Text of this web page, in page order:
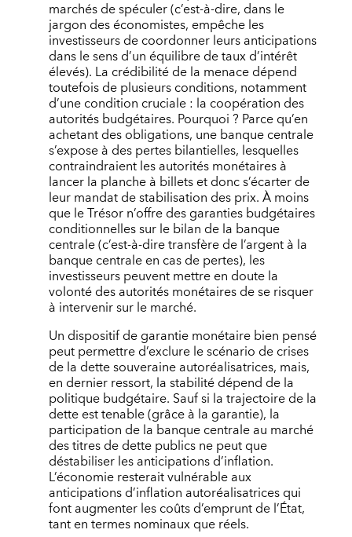
marchés de spéculer (c’est-à-dire, dans le
jargon des économistes, empêche les
investisseurs de coordonner leurs anticipations
dans le sens d’un équilibre de taux d’intérêt
élevés). La crédibilité de la menace dépend
toutefois de plusieurs conditions, notamment
d’une condition cruciale : la coopération des
autorités budgétaires. Pourquoi ? Parce qu’en
achetant des obligations, une banque centrale
s’expose à des pertes bilantielles, lesquelles
contraindraient les autorités monétaires à
lancer la planche à billets et donc s’écarter de
leur mandat de stabilisation des prix. À moins
que le Trésor n’offre des garanties budgétaires
conditionnelles sur le bilan de la banque
centrale (c’est-à-dire transfère de l’argent à la
banque centrale en cas de pertes), les
investisseurs peuvent mettre en doute la
volonté des autorités monétaires de se risquer
à intervenir sur le marché.
Un dispositif de garantie monétaire bien pensé
peut permettre d’exclure le scénario de crises
de la dette souveraine autoréalisatrices, mais,
en dernier ressort, la stabilité dépend de la
politique budgétaire. Sauf si la trajectoire de la
dette est tenable (grâce à la garantie), la
participation de la banque centrale au marché
des titres de dette publics ne peut que
déstabiliser les anticipations d’inflation.
L’économie resterait vulnérable aux
anticipations d’inflation autoréalisatrices qui
font augmenter les coûts d’emprunt de l’État,
tant en termes nominaux que réels.